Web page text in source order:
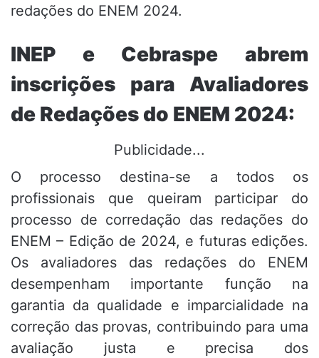
redações do ENEM 2024.
INEP e Cebraspe abrem
inscrições para Avaliadores
de Redações do ENEM 2024:
Publicidade...
O processo destina-se a todos os
profissionais que queiram participar do
processo de corredação das redações do
ENEM – Edição de 2024, e futuras edições.
Os avaliadores das redações do ENEM
desempenham importante função na
garantia da qualidade e imparcialidade na
correção das provas, contribuindo para uma
avaliação justa e precisa dos